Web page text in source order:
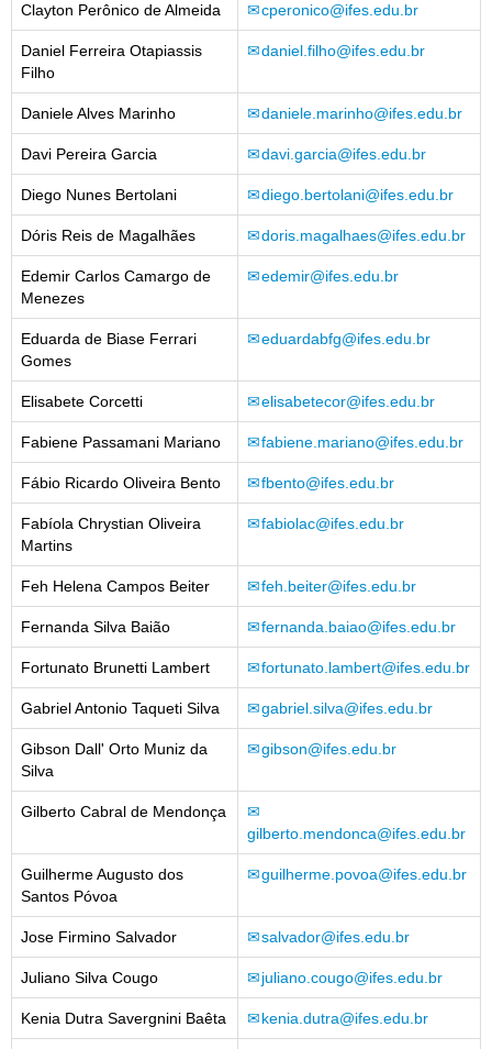
Clayton Perônico de Almeida cperonico@ifes.edu.br
Daniel Ferreira Otapiassis
Filho
daniel.filho@ifes.edu.br
Daniele Alves Marinho daniele.marinho@ifes.edu.br
Davi Pereira Garcia davi.garcia@ifes.edu.br
Diego Nunes Bertolani diego.bertolani@ifes.edu.br
Dóris Reis de Magalhães doris.magalhaes@ifes.edu.br
Edemir Carlos Camargo de
Menezes
edemir@ifes.edu.br
Eduarda de Biase Ferrari
Gomes
eduardabfg@ifes.edu.br
Elisabete Corcetti elisabetecor@ifes.edu.br
Fabiene Passamani Mariano fabiene.mariano@ifes.edu.br
Fábio Ricardo Oliveira Bento fbento@ifes.edu.br
Fabíola Chrystian Oliveira
Martins
fabiolac@ifes.edu.br
Feh Helena Campos Beiter feh.beiter@ifes.edu.br
Fernanda Silva Baião fernanda.baiao@ifes.edu.br
Fortunato Brunetti Lambert fortunato.lambert@ifes.edu.br
Gabriel Antonio Taqueti Silva gabriel.silva@ifes.edu.br
Gibson Dall' Orto Muniz da
Silva
gibson@ifes.edu.br
Gilberto Cabral de Mendonça
gilberto.mendonca@ifes.edu.br
Guilherme Augusto dos
Santos Póvoa
guilherme.povoa@ifes.edu.br
Jose Firmino Salvador salvador@ifes.edu.br
Juliano Silva Cougo juliano.cougo@ifes.edu.br
Kenia Dutra Savergnini Baêta kenia.dutra@ifes.edu.br